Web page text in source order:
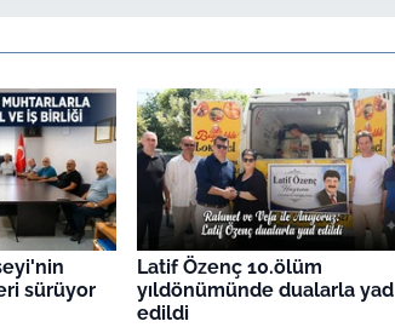
sürüyor
Latif Özenç 10.ölüm
yıldönümünde dualarla yad
edildi